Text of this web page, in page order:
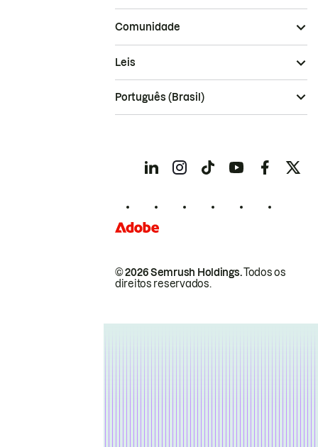
Comunidade
© 2026 Semrush Holdings.Todos os
direitos reservados.
Leis
Português (Brasil)